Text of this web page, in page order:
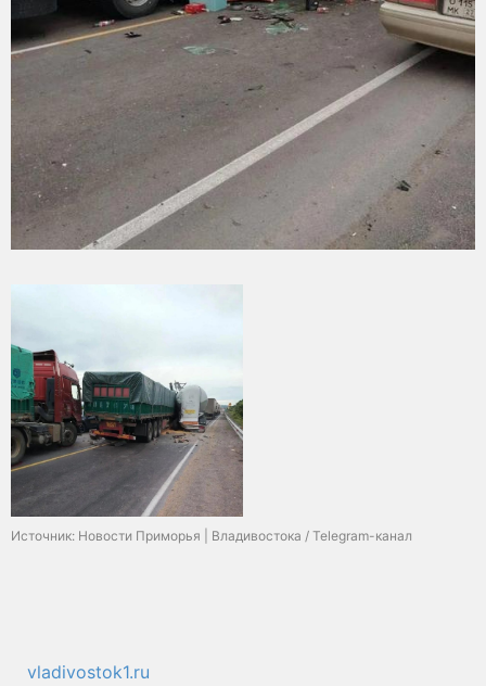
Источник: Новости Приморья | Владивостока / Telegram-канал
vladivostok1.ru